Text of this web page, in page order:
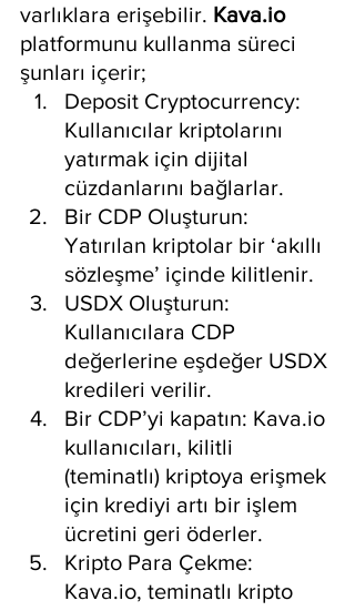
varlıklara erişebilir. Kava.io
platformunu kullanma süreci
şunları içerir;
Deposit Cryptocurrency:
Kullanıcılar kriptolarını
yatırmak için dijital
cüzdanlarını bağlarlar.
Bir CDP Oluşturun:
Yatırılan kriptolar bir ‘akıllı
sözleşme’ içinde kilitlenir.
USDX Oluşturun:
Kullanıcılara CDP
değerlerine eşdeğer USDX
kredileri verilir.
Bir CDP’yi kapatın: Kava.io
kullanıcıları, kilitli
(teminatlı) kriptoya erişmek
için krediyi artı bir işlem
ücretini geri öderler.
Kripto Para Çekme:
Kava.io, teminatlı kripto